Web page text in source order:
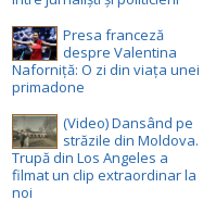
Presa franceză
despre Valentina
Naforniță: O zi din viața unei
primadone
(Video) Dansând pe
străzile din Moldova.
Trupă din Los Angeles a
filmat un clip extraordinar la
noi